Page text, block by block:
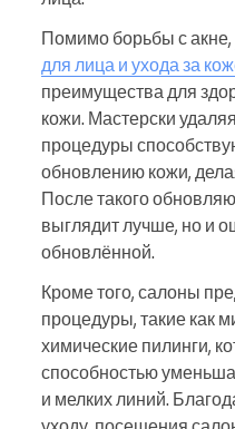
Помимо борьбы с акне,
для лица и ухода за
преимущества для
кожи. Мастерски
процедуры
обновлению кожи,
После такого
выглядит лучше, но и
обновлённой.
Кроме того, салоны
процедуры, такие как
химические пилинги,
способностью
и мелких линий.